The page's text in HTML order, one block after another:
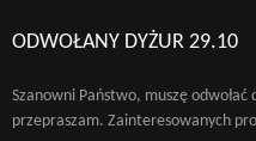
ODWOŁANY DYŻUR 29.10
Szanowni Państwo, muszę
przepraszam. Zainteresowanych